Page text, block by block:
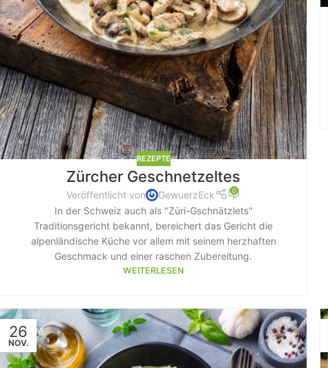
REZEPTE
Zürcher Geschnetzeltes
Veröffentlicht von GewuerzEck 0
In der Schweiz auch als "Züri-Gschnätzlets"
Traditionsgericht bekannt, bereichert das Gericht die
alpenländische Küche vor allem mit seinem herzhaften
Geschmack und einer raschen Zubereitung.
WEITERLESEN
26
NOV.